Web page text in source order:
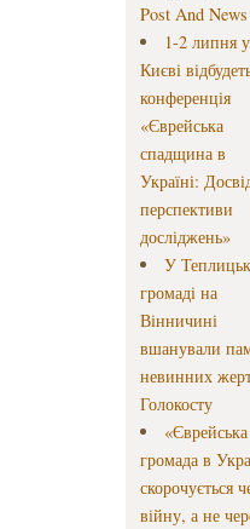
Post And News
1-2 липня у
Києві
конференція
«Єврейська
спадщина в
Україні:
перспективи
досліджень»
У
громаді на
Вінничині
вшанували
невинних
Голокосту
«Єврейська
громада в
скорочується
війну, а не